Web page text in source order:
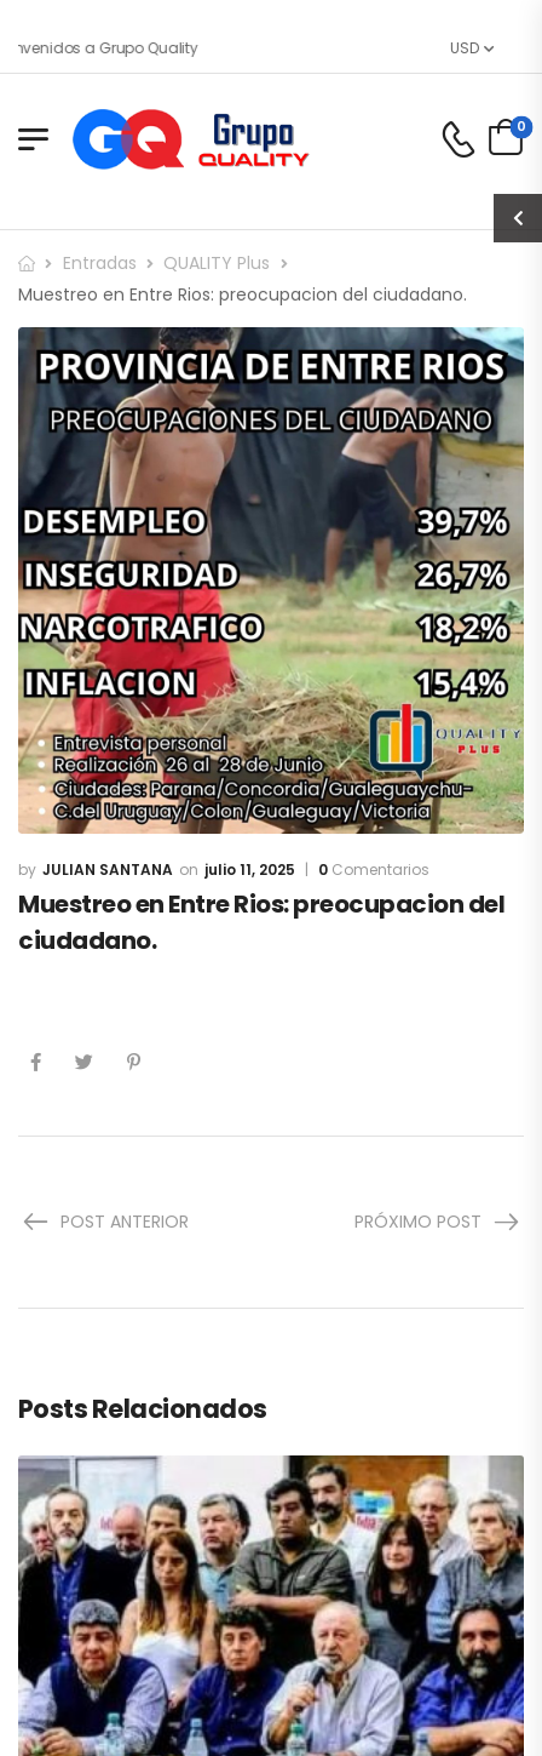
a Grupo Quality USD
0
Entradas
QUALITY Plus
Muestreo en Entre Rios: preocupacion del ciudadano.
JULIAN SANTANA julio 11, 2025 0 Comentarios
Muestreo en Entre Rios: preocupacion del
ciudadano.
POST ANTERIOR PRÓXIMO POST
Posts Relacionados